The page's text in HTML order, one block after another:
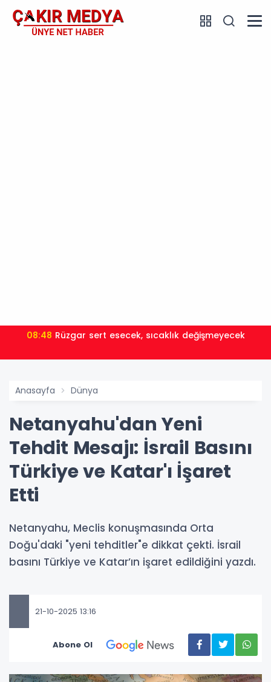
08:48 Rüzgar sert esecek, sıcaklık değişmeyecek
Anasayfa Dünya
Netanyahu'dan Yeni
Tehdit Mesajı: İsrail Basını
Türkiye ve Katar'ı İşaret
Etti
Netanyahu, Meclis konuşmasında Orta
Doğu'daki "yeni tehditler"e dikkat çekti. İsrail
basını Türkiye ve Katar’ın işaret edildiğini yazdı.
21-10-2025 13:16
Abone Ol